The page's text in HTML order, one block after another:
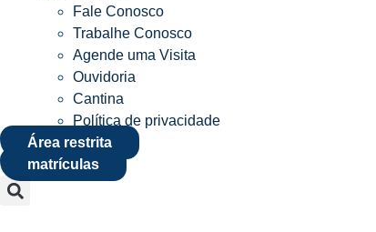
Fale Conosco
Trabalhe Conosco
Agende uma Visita
Ouvidoria
Cantina
Política de privacidade
Área restrita
matrículas